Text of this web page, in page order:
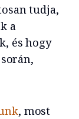
tudja,
a
és hogy
, most